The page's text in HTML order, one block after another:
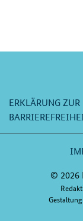
ERKLÄRUNG ZUR
© 2026